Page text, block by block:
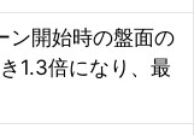
ン開始時の盤面の
1.3倍になり、最